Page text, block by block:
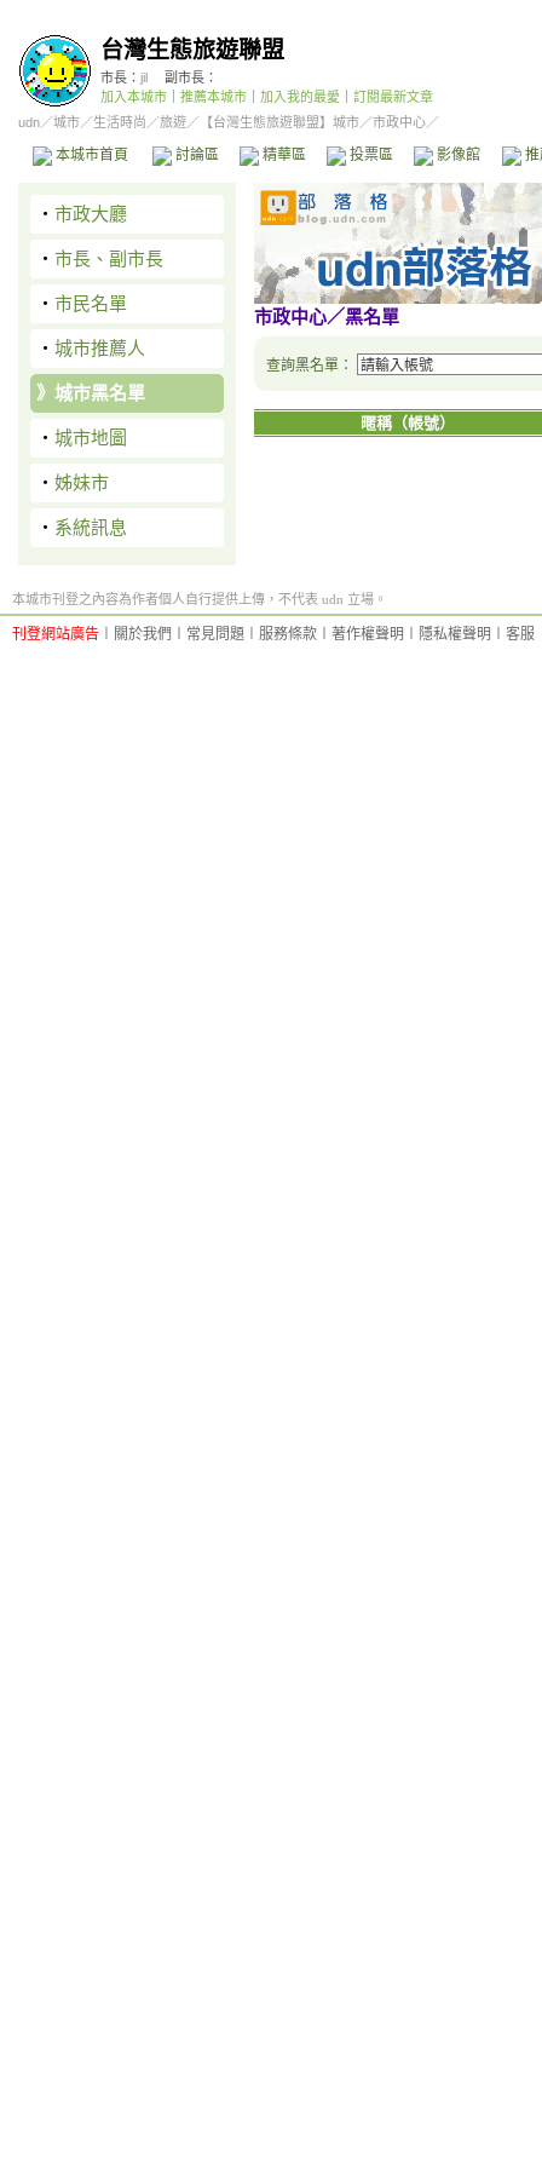
台灣生態旅遊聯盟
市長： jil
副市長：
加入本城市
推薦本城市 加入我的最愛
訂閱最新文章
udn／城市／生活時尚 ／旅遊／ 【台灣生態旅遊聯盟】城市／市政中心／
本城市首頁 討論區 精華區 投票區 影像館
‧ 市政大廳
‧ 市長、副市長
‧ 市民名單
‧ 城市推薦人
》 城市黑名單
‧ 城市地圖
‧ 姊妹市
‧ 系統訊息
市政中心／黑名單
查詢黑名單：
暱稱（帳號）
本城市刊登之內容為作者個人自行提供上傳，不代表 udn 立場。
刊登網站廣告 關於我們 常見問題 服務條款 著作權聲明 隱私權聲明 客服